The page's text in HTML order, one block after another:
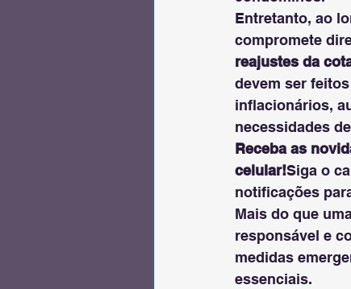
Entretanto, ao
compromete
reajustes da
devem ser
inflacionários,
necessidades
Receba as
celular!Siga o
notificações
Mais do que
responsável e
medidas
essenciais.